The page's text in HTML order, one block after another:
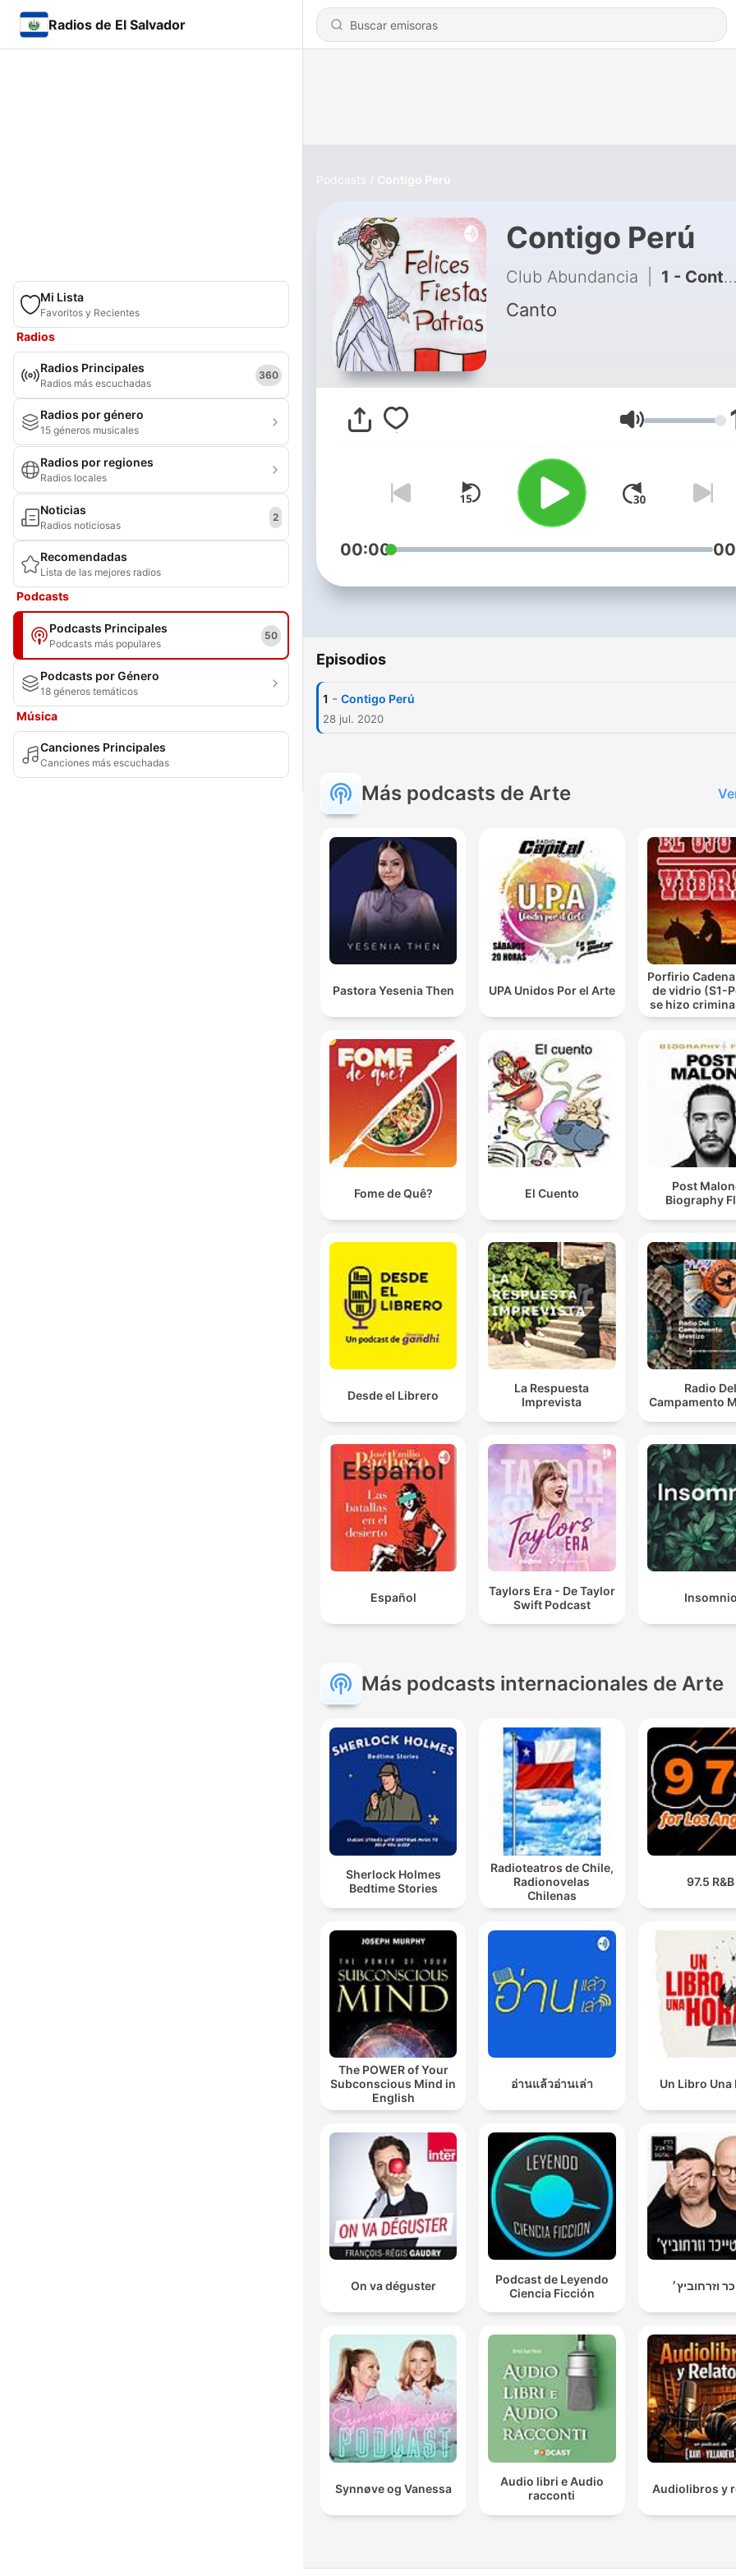
Radios de El Salvador
Mi Lista
Favoritos y Recientes
Radios
Radios Principales
Radios más escuchadas
360
Radios por género
15 géneros musicales
Radios por regiones
Radios locales
Noticias
Radios noticiosas
2
Recomendadas
Lista de las mejores radios
Podcasts
Podcasts Principales
Podcasts más populares
50
Podcasts por Género
18 géneros temáticos
Música
Canciones Principales
Canciones más escuchadas
Podcasts Contigo Perú
Contigo Perú
Club Abundancia 1 - Contigo Perú
Canto
Volumen
00:00
Episodios
1 - Contigo Perú
28 jul. 2020
Más podcasts de Arte
Pastora Yesenia Then UPA Unidos Por el Arte
Porfirio
de vidrio (S1-
se hizo
de
Fome de Quê? El Cuento
Post
Biography
Desde el Librero
La Respuesta
Imprevista
Radio
Campamento
Español
Taylors Era - De Taylor
Swift Podcast
Más podcasts internacionales de Arte
Sherlock Holmes
Bedtime Stories
Radioteatros de Chile,
Radionovelas
Chilenas
97.5 R&B
The POWER of Your
Subconscious Mind in
English
อ่านแล้วอ่านเล่า Un Libro Una
On va déguster
Podcast de Leyendo
Ciencia Ficción
וזרחוביץ׳
Synnøve og Vanessa
Audio libri e Audio
racconti
Audiolibros y